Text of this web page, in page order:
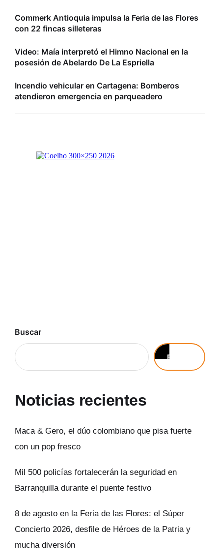
Commerk Antioquia impulsa la Feria de las Flores
con 22 fincas silleteras
Video: Maía interpretó el Himno Nacional en la
posesión de Abelardo De La Espriella
Incendio vehicular en Cartagena: Bomberos
atendieron emergencia en parqueadero
Buscar
Buscar
Noticias recientes
Maca & Gero, el dúo colombiano que pisa fuerte
con un pop fresco
Mil 500 policías fortalecerán la seguridad en
Barranquilla durante el puente festivo
8 de agosto en la Feria de las Flores: el Súper
Concierto 2026, desfile de Héroes de la Patria y
mucha diversión